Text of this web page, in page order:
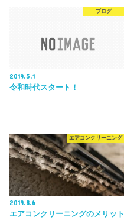
ブログ
2019.5.1
令和時代スタート！
エアコンクリーニング
2019.8.6
エアコンクリーニングのメリット